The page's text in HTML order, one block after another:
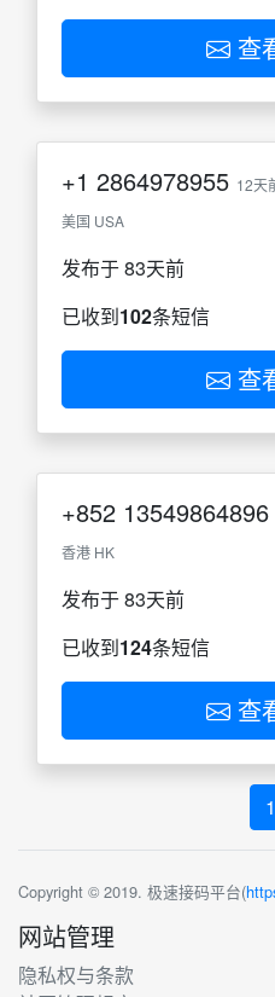
查
+1 2864978955 12天
美国 USA
发布于 83天前
已收到102条短信
查
+852 13549864896
香港 HK
发布于 83天前
已收到124条短信
查
1
Copyright © 2019. 极速接码平台(
网站管理
隐私权与条款